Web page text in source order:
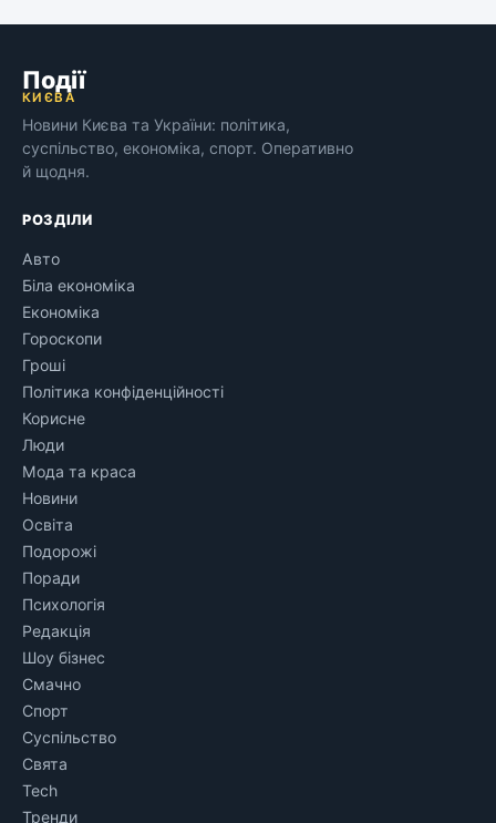
Події
КИЄВА
Новини Києва та України: політика,
суспільство, економіка, спорт. Оперативно
й щодня.
РОЗДІЛИ
Авто
Біла економіка
Економіка
Гороскопи
Гроші
Політика конфіденційності
Корисне
Люди
Мода та краса
Новини
Освіта
Подорожі
Поради
Психологія
Редакція
Шоу бізнес
Смачно
Спорт
Суспільство
Свята
Tech
Тренди